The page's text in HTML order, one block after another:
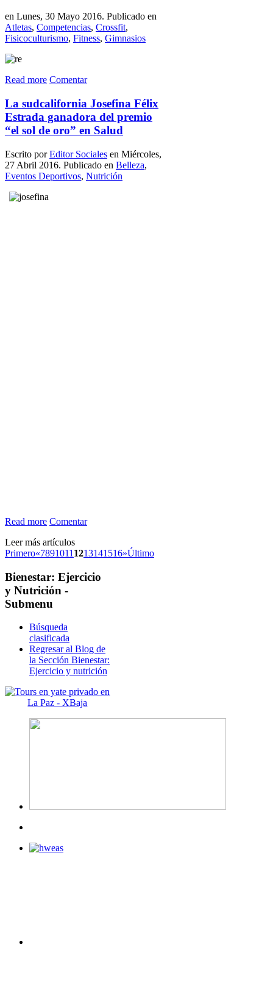
en Lunes, 30 Mayo 2016. Publicado en
Atletas, Competencias, Crossfit,
Fisicoculturismo, Fitness, Gimnasios
Read more Comentar
La sudcalifornia Josefina Félix
Estrada ganadora del premio
“el sol de oro” en Salud
Escrito porEditor Sociales en Miércoles,
27 Abril 2016. Publicado en Belleza,
Eventos Deportivos, Nutrición
Read more Comentar
Leer más artículos
Primero«7891011 1213141516»Último
Bienestar: Ejercicio
y Nutrición -
Submenu
Búsqueda
clasificada
Regresar al Blog de
la Sección Bienestar:
Ejercicio y nutrición